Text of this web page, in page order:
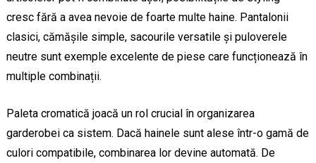
cresc fără a avea nevoie de foarte multe haine. Pantalonii
clasici, cămășile simple, sacourile versatile și puloverele
neutre sunt exemple excelente de piese care funcționează în
multiple combinații.
Paleta cromatică joacă un rol crucial în organizarea
garderobei ca sistem. Dacă hainele sunt alese într-o gamă de
culori compatibile, combinarea lor devine automată. De